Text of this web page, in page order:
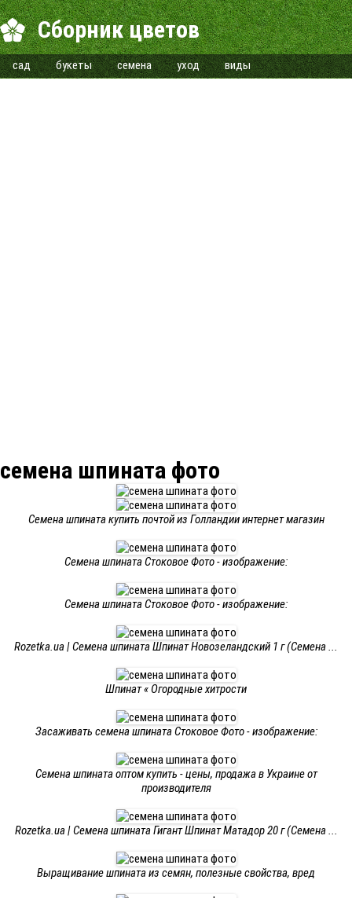
Сборник цветов
сад букеты семена уход виды
семена шпината фото
Семена шпината купить почтой из Голландии интернет магазин
Семена шпината Стоковое Фото - изображение:
Семена шпината Стоковое Фото - изображение:
Rozetka.ua | Семена шпината Шпинат Новозеландский 1 г (Семена ...
Шпинат « Огородные хитрости
Засаживать семена шпината Стоковое Фото - изображение:
Семена шпината оптом купить - цены, продажа в Украине от
производителя
Rozetka.ua | Семена шпината Гигант Шпинат Матадор 20 г (Семена ...
Выращивание шпината из семян, полезные свойства, вред